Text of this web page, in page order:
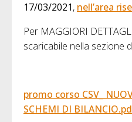
17/03/2021, nell’area
Per MAGGIORI
scaricabile nella sezione
promo corso CSV_
SCHEMI DI